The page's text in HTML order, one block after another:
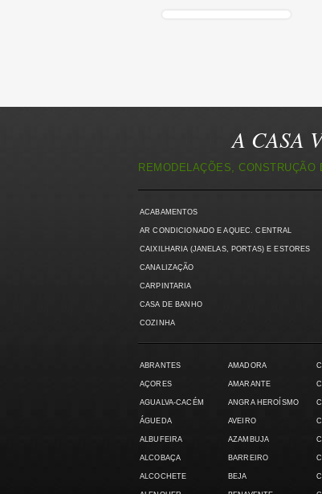
A CASA
REMODELAÇÕES,
ACABAMENTOS
AR CONDICIONADO E AQUEC. CENTRAL
CAIXILHARIA (JANELAS, PORTAS) E ESTORES
CANALIZAÇÃO
CARPINTARIA
CASA DE BANHO
COZINHA
ABRANTES
AÇORES
AGUALVA-CACÉM
ÁGUEDA
ALBUFEIRA
ALCOBAÇA
ALCOCHETE
AMADORA
AMARANTE
ANGRA HEROÍSMO
AVEIRO
AZAMBUJA
BARREIRO
BEJA